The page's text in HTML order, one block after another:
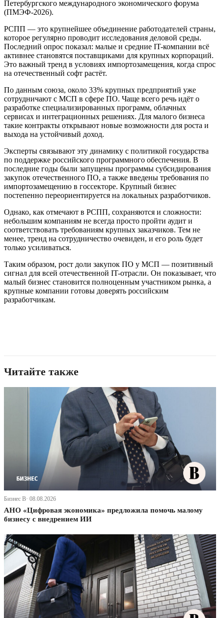
Петербургского международного экономического форума
(ПМЭФ-2026).
РСПП — это крупнейшее объединение работодателей страны,
которое регулярно проводит исследования деловой среды.
Последний опрос показал: малые и средние IT-компании всё
активнее становятся поставщиками для крупных корпораций.
Это важный тренд в условиях импортозамещения, когда спрос
на отечественный софт растёт.
По данным союза, около 33% крупных предприятий уже
сотрудничают с МСП в сфере ПО. Чаще всего речь идёт о
разработке специализированных программ, облачных
сервисах и интеграционных решениях. Для малого бизнеса
такие контракты открывают новые возможности для роста и
выхода на устойчивый доход.
Эксперты связывают эту динамику с политикой государства
по поддержке российского программного обеспечения. В
последние годы были запущены программы субсидирования
закупок отечественного ПО, а также введены требования по
импортозамещению в госсекторе. Крупный бизнес
постепенно переориентируется на локальных разработчиков.
Однако, как отмечают в РСПП, сохраняются и сложности:
небольшим компаниям не всегда просто пройти аудит и
соответствовать требованиям крупных заказчиков. Тем не
менее, тренд на сотрудничество очевиден, и его роль будет
только усиливаться.
Таким образом, рост доли закупок ПО у МСП — позитивный
сигнал для всей отечественной IT-отрасли. Он показывает, что
малый бизнес становится полноценным участником рынка, а
крупные компании готовы доверять российским
разработчикам.
Читайте также
Бизнес В· 08.08.2026
АНО «Цифровая экономика» предложила помочь малому
бизнесу с внедрением ИИ